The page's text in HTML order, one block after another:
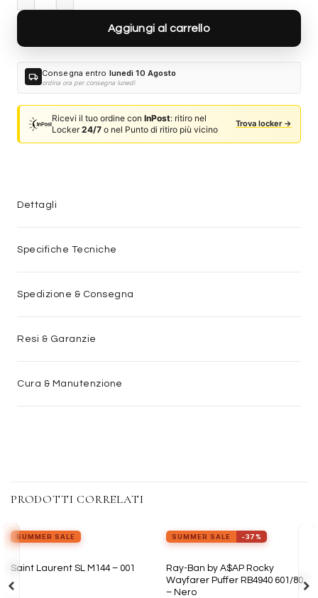
Aggiungi al carrello
local_shipping Consegna entro lunedì 10 Agosto
ordina ora per consegna lunedì
Ricevi il tuo ordine conInPost: ritiro nel
Locker24/7 o nel Punto di ritiro più vicino
Trova locker →
Dettagli
Specifiche Tecniche
Spedizione & Consegna
Resi & Garanzie
Cura & Manutenzione
PRODOTTI CORRELATI
Aggiungi
alla lista
SUMMER SALE
Saint Laurent SL M144 – 001
dei
SUMMER SALE -37%
Ray-Ban by A$AP Rocky
Wayfarer Puffer RB4940 601/80
– Nero